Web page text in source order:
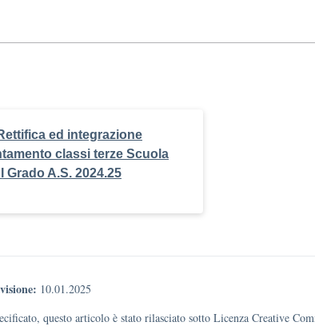
ed integrazione
classi terze Scuola
Grado A.S. 2024.25
10.01.2025
questo articolo è stato rilasciato sotto Licenza Creative